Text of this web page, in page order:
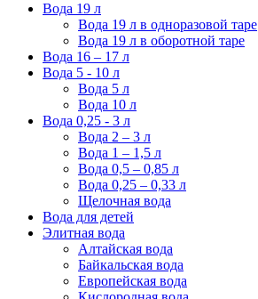
Вода 19 л
Вода 19 л в одноразовой таре
Вода 19 л в оборотной таре
Вода 16 – 17 л
Вода 5 - 10 л
Вода 5 л
Вода 10 л
Вода 0,25 - 3 л
Вода 2 – 3 л
Вода 1 – 1,5 л
Вода 0,5 – 0,85 л
Вода 0,25 – 0,33 л
Щелочная вода
Вода для детей
Элитная вода
Алтайская вода
Байкальская вода
Европейская вода